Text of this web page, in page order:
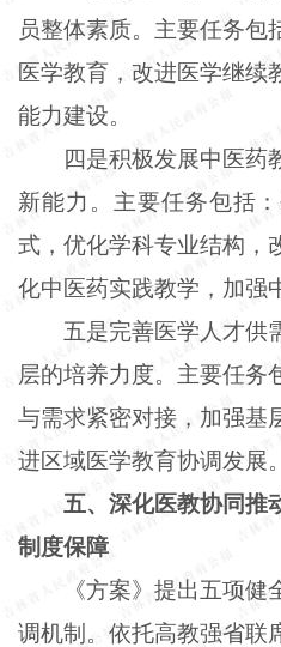
员整体素质。主要任务包
医学教育，改进医学继续
能力建设。
四是积极发展中医药教
新能力。主要任务包括
式，优化学科专业结构，
化中医药实践教学，加强
五是完善医学人才供
层的培养力度。主要任务
与需求紧密对接，加强基
进区域医学教育协调发展。
五、深化医教协同推
制度保障
《方案》提出五项健
调机制。依托高教强省联